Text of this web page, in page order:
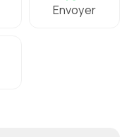
Envoyer